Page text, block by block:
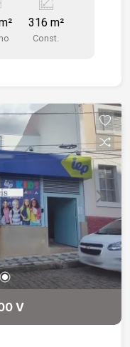
coberta
churrasqueira
316 m²
Const.
V